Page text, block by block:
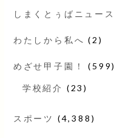
しまくとぅばニュース
わたしから私へ (2)
めざせ甲子園！ (599)
学校紹介 (23)
スポーツ (4,388)